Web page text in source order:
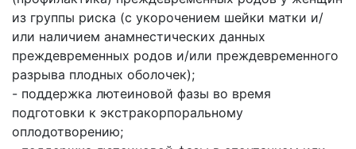
из группы риска (с укорочением шейки матки и/
или наличием анамнестических данных
преждевременных родов и/или преждевременного
разрыва плодных оболочек);
- поддержка лютеиновой фазы во время
подготовки к экстракорпоральному
оплодотворению;